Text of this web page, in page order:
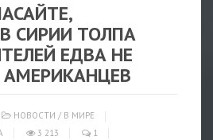
СИРИИ ТОЛПА
ЕДВА НЕ
АМЕРИКАНЦЕВ
НОВОСТИ / В МИРЕ
3 213 1